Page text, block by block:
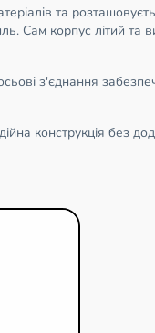
та
Сам корпус літий та
з'єднання
конструкція без